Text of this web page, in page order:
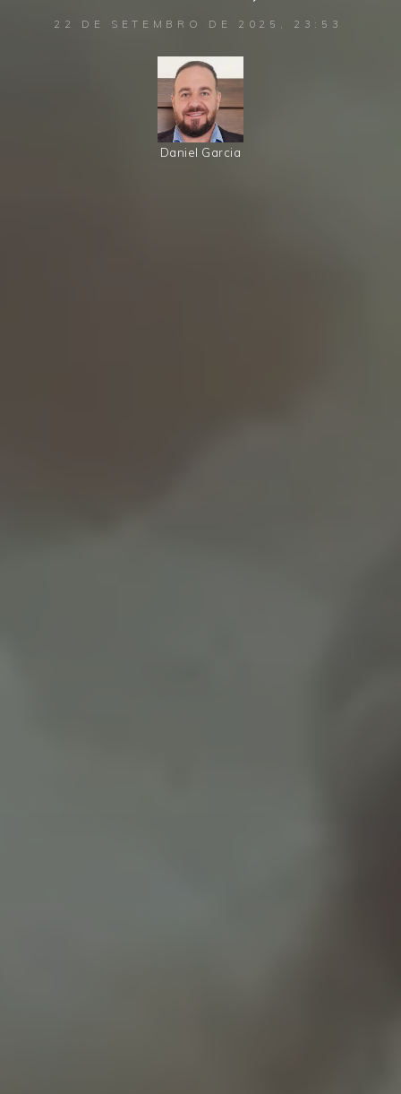
22 DE SETEMBRO DE 2025, 23:53
Daniel Garcia